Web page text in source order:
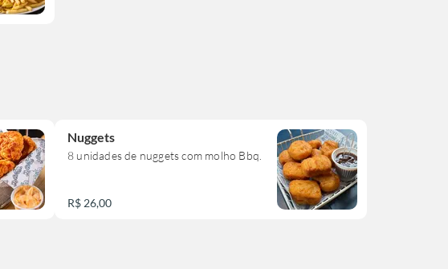
Nuggets
8 unidades de nuggets com molho Bbq.
R$ 26,00